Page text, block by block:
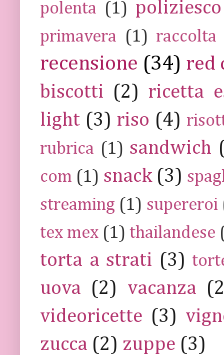
polenta (1) poliziesco
primavera (1) raccolta
recensione (34) red
biscotti (2) ricetta
light (3) riso (4)
rubrica (1) sandwich
com (1) snack (3)
streaming (1) supereroi
tex mex (1) thailandese
torta a strati (3)
uova (2) vacanza
videoricette (3)
zucca (2) zuppe (3)